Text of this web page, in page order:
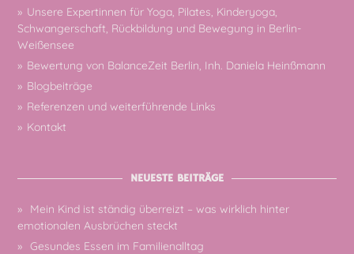
Unsere Expertinnen für Yoga, Pilates, Kinderyoga,
Schwangerschaft, Rückbildung und Bewegung in Berlin-
Weißensee
Bewertung von BalanceZeit Berlin, Inh. Daniela Heinßmann
Blogbeiträge
Referenzen und weiterführende Links
Kontakt
NEUESTE BEITRÄGE
Mein Kind ist ständig überreizt – was wirklich hinter
emotionalen Ausbrüchen steckt
Gesundes Essen im Familienalltag